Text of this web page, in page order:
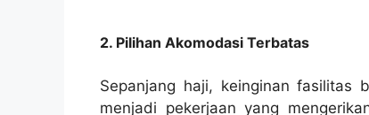
2. Pilihan Akomodasi Terbatas
Sepanjang haji, keinginan fasilitas
menjadi pekerjaan yang